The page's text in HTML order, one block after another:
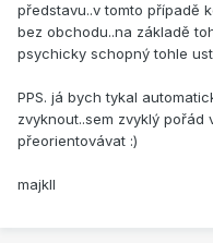
představu..v tomto případě
bez obchodu..na základě
psychicky schopný tohle
PPS. já bych tykal
zvyknout..sem zvyklý pořád
přeorientovávat :)
majkll